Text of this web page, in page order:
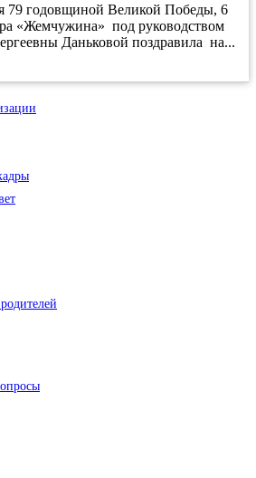
79 годовщиной Великой Победы, 6
«Жемчужина» под руководством
Даньковой поздравила на...